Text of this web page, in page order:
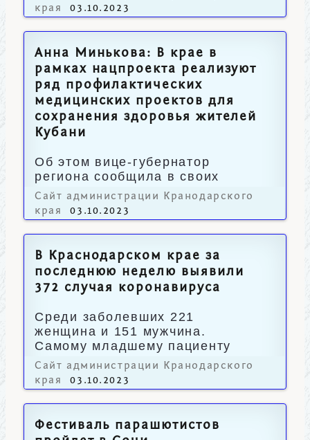
края
03.10.2023
Анна Минькова: В крае в
рамках нацпроекта реализуют
ряд профилактических
медицинских проектов для
сохранения здоровья жителей
Кубани
Об этом вице-губернатор
региона сообщила в своих
социальных сетях.
Сайт администрации Кранодарского
края
03.10.2023
В Краснодарском крае за
последнюю неделю выявили
372 случая коронавируса
Среди заболевших 221
женщина и 151 мужчина.
Самому младшему пациенту
три месяца, старшему – 95 лет.
Сайт администрации Кранодарского
края
03.10.2023
Фестиваль парашютистов